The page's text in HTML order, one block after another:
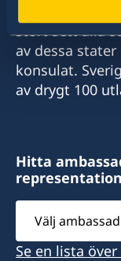
Sverige har
stort sett alla
av dessa
konsulat.
av drygt 100
Hitta
Välj
ambassad
Se en lista